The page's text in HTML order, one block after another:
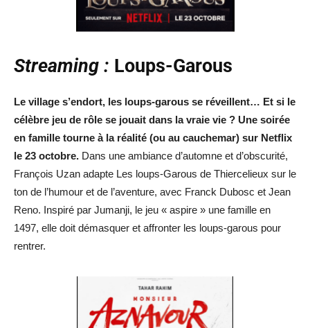
Streaming : Loups-Garous
Le village s’endort, les loups-garous se réveillent… Et si le
célèbre jeu de rôle se jouait dans la vraie vie ? Une soirée
en famille tourne à la réalité (ou au cauchemar) sur Netflix
le 23 octobre. Dans une ambiance d’automne et d’obscurité,
François Uzan adapte Les loups-Garous de Thiercelieux sur le
ton de l’humour et de l’aventure, avec Franck Dubosc et Jean
Reno. Inspiré par Jumanji, le jeu « aspire » une famille en
1497, elle doit démasquer et affronter les loups-garous pour
rentrer.